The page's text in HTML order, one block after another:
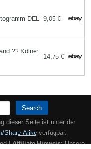
DEL
9,05 €
?? Kölner
14,75 €
Search
dieser Seite ist unter der
Share-Alike verfügbar.
|Affiliate Hinweis:Unsere